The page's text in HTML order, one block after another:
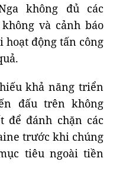
không đủ các
và cảnh báo
hoạt động tấn công
khả năng triển
đấu trên không
để đánh chặn các
trước khi chúng
tiêu ngoài tiền